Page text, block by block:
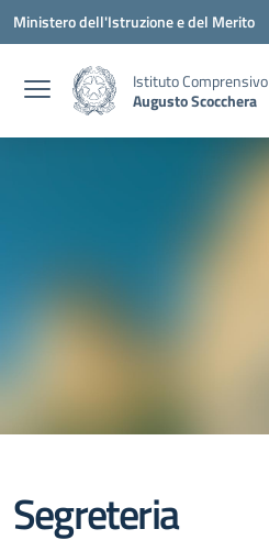
Vai ai contenuti
Vai al menu di navigazione
Vai al footer
Ministero dell'Istruzione e del Merito
Istituto Comprensivo
Augusto Scocchera
Segreteria